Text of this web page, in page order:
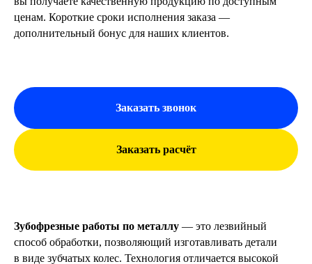
ценам. Короткие сроки исполнения заказа —
дополнительный бонус для наших клиентов.
Заказать звонок
Заказать расчёт
Зубофрезные работы по металлу — это лезвийный
способ обработки, позволяющий изготавливать детали
в виде зубчатых колес. Технология отличается высокой